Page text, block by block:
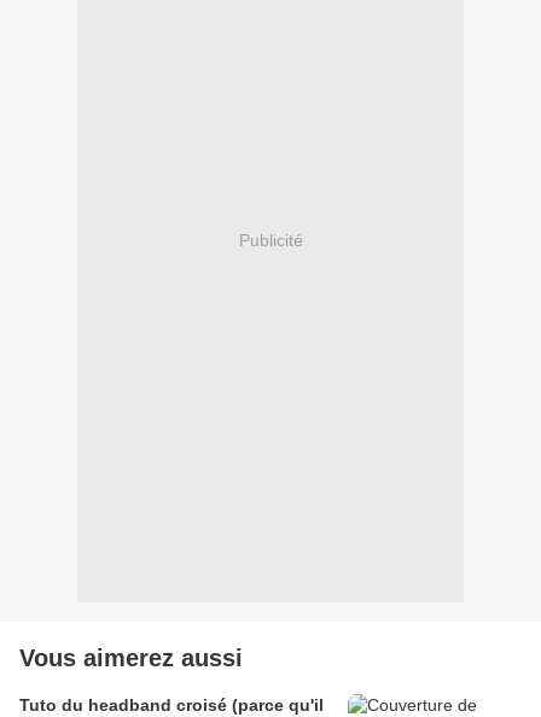
Publicité
Vous aimerez aussi
Tuto du headband croisé (parce qu'il